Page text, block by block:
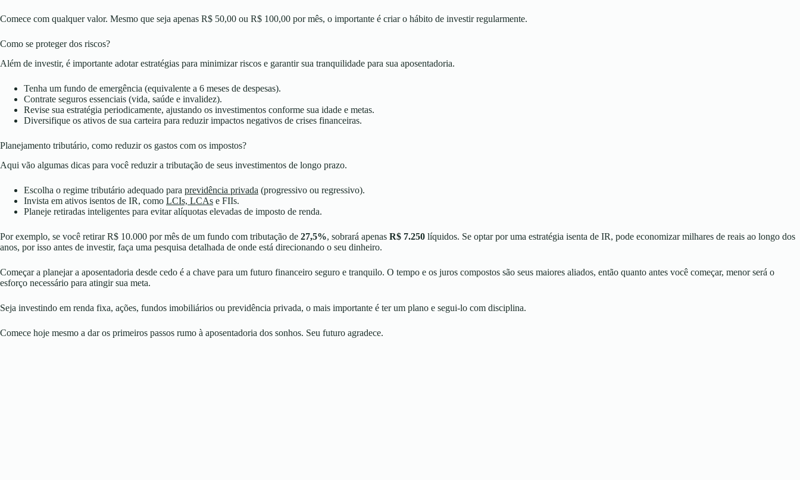
Comece com qualquer valor. Mesmo que seja apenas R$ 50,00 ou R$ 100,00 por mês, o importante é criar o hábito de investir regularmente.
Como se proteger dos riscos?
Além de investir, é importante adotar estratégias para minimizar riscos e garantir sua tranquilidade para sua aposentadoria.
Tenha um fundo de emergência (equivalente a 6 meses de despesas).
Contrate seguros essenciais (vida, saúde e invalidez).
Revise sua estratégia periodicamente, ajustando os investimentos conforme sua idade e metas.
Diversifique os ativos de sua carteira para reduzir impactos negativos de crises financeiras.
Planejamento tributário, como reduzir os gastos com os impostos?
Aqui vão algumas dicas para você reduzir a tributação de seus investimentos de longo prazo.
Escolha o regime tributário adequado para previdência privada (progressivo ou regressivo).
Invista em ativos isentos de IR, como LCIs, LCAs e FIIs.
Planeje retiradas inteligentes para evitar alíquotas elevadas de imposto de renda.
Por exemplo, se você retirar R$ 10.000 por mês de um fundo com tributação de 27,5%, sobrará apenas R$ 7.250 líquidos. Se optar por uma estratégia isenta de IR, pode economizar milhares de reais ao longo dos
anos, por isso antes de investir, faça uma pesquisa detalhada de onde está direcionando o seu dinheiro.
Começar a planejar a aposentadoria desde cedo é a chave para um futuro financeiro seguro e tranquilo. O tempo e os juros compostos são seus maiores aliados, então quanto antes você começar, menor será o
esforço necessário para atingir sua meta.
Seja investindo em renda fixa, ações, fundos imobiliários ou previdência privada, o mais importante é ter um plano e segui-lo com disciplina.
Comece hoje mesmo a dar os primeiros passos rumo à aposentadoria dos sonhos. Seu futuro agradece.